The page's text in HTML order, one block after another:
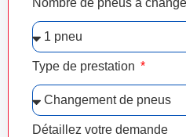
Nombre de pneus à
Type de prestation
Détaillez votre demande